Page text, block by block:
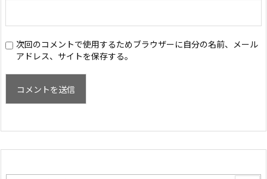
次回のコメントで使用するためブラウザーに自分の名前、メール
アドレス、サイトを保存する。